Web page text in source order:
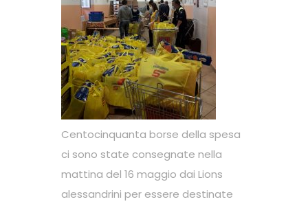
Centocinquanta borse della spesa
ci sono state consegnate nella
mattina del 16 maggio dai Lions
alessandrini per essere destinate